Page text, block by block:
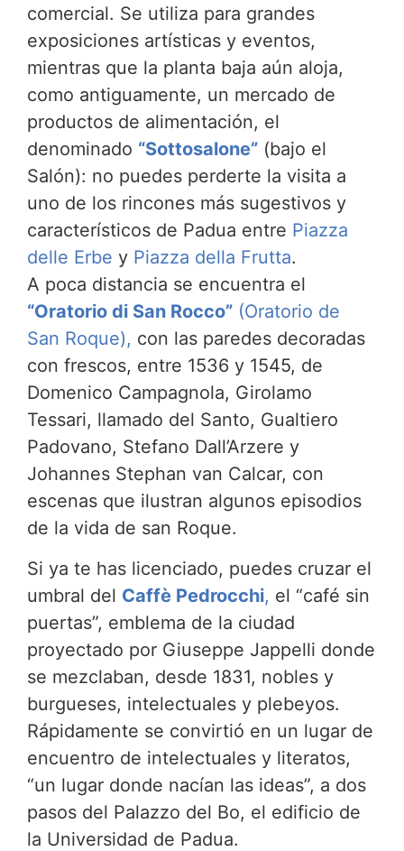
comercial. Se utiliza para grandes
exposiciones artísticas y eventos,
mientras que la planta baja aún aloja,
como antiguamente, un mercado de
productos de alimentación, el
denominado “Sottosalone” (bajo el
Salón): no puedes perderte la visita a
uno de los rincones más sugestivos y
característicos de Padua entre Piazza
delle Erbe y Piazza della Frutta.
A poca distancia se encuentra el
“Oratorio di San Rocco” (Oratorio de
San Roque), con las paredes decoradas
con frescos, entre 1536 y 1545, de
Domenico Campagnola, Girolamo
Tessari, llamado del Santo, Gualtiero
Padovano, Stefano Dall’Arzere y
Johannes Stephan van Calcar, con
escenas que ilustran algunos episodios
de la vida de san Roque.
Si ya te has licenciado, puedes cruzar el
umbral del Caffè Pedrocchi, el “café sin
puertas”, emblema de la ciudad
proyectado por Giuseppe Jappelli donde
se mezclaban, desde 1831, nobles y
burgueses, intelectuales y plebeyos.
Rápidamente se convirtió en un lugar de
encuentro de intelectuales y literatos,
“un lugar donde nacían las ideas”, a dos
pasos del Palazzo del Bo, el edificio de
la Universidad de Padua.